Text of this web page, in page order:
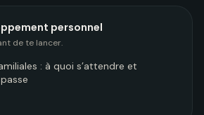
personnel
de te lancer.
: à quoi s’attendre et